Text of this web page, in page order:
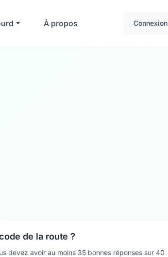
À propos Connexion
de la route ?
devez avoir au moins 35 bonnes réponses sur 40